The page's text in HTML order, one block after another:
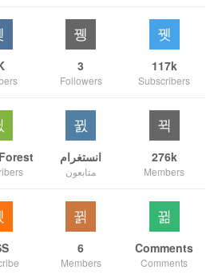
117k
Subscribers
3
Followers
276k
Members
انستغرام
متابعون
Comments
Comments
6
Members